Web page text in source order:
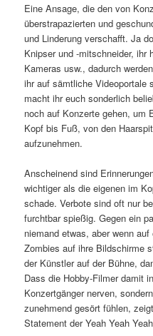
Eine Ansage, die den von
überstrapazierten und
und Linderung verschafft. Ja
Knipser und -mitschneider, ihr
Kameras usw., dadurch
ihr auf sämtliche Videoportale
macht ihr euch sonderlich
noch auf Konzerte gehen, um
Kopf bis Fuß, von den
aufzunehmen.
Anscheinend sind
wichtiger als die eigenen im
schade. Verbote sind oft nur
furchtbar spießig. Gegen ein
niemand etwas, aber wenn
Zombies auf ihre Bildschirme
der Künstler auf der Bühne,
Dass die Hobby-Filmer damit
Konzertgänger nerven,
zunehmend gesört fühlen,
Statement der Yeah Yeah